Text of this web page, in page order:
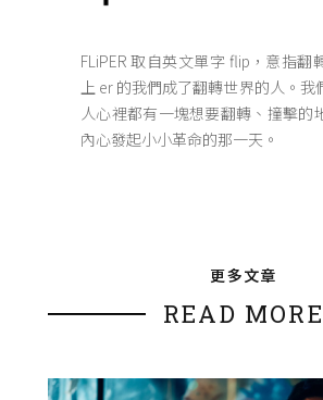
FLiPER 取自英文單字 flip，意指翻
上 er 的我們成了翻轉世界的人。我
人心裡都有一塊想要翻轉、撞擊的
內心發起小小革命的那一天。
更多文章
READ MORE